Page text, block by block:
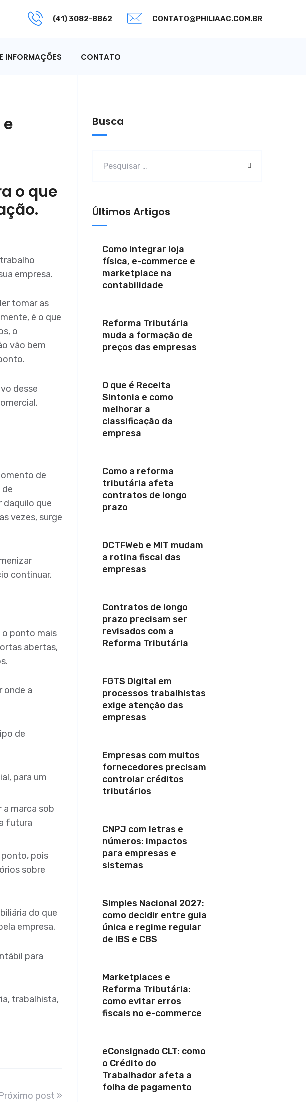
(41) 3082-8862 CONTATO@PHILIAAC.COM.BR
INFORMAÇÕES CONTATO
o que
empresa.
tomar as
é o que
o
vão bem
desse
de
de
daquilo que
vezes, surge
continuar.
o ponto mais
abertas,
onde a
de
para um
a marca sob
futura
ponto, pois
sobre
do que
empresa.
para
trabalhista,
Próximo post »
Busca
Últimos Artigos
Como integrar loja
física, e-commerce e
marketplace na
contabilidade
Reforma Tributária
muda a formação de
preços das empresas
O que é Receita
Sintonia e como
melhorar a
classificação da
empresa
Como a reforma
tributária afeta
contratos de longo
prazo
DCTFWeb e MIT mudam
a rotina fiscal das
empresas
Contratos de longo
prazo precisam ser
revisados com a
Reforma Tributária
FGTS Digital em
processos trabalhistas
exige atenção das
empresas
Empresas com muitos
fornecedores precisam
controlar créditos
tributários
CNPJ com letras e
números: impactos
para empresas e
sistemas
Simples Nacional 2027:
como decidir entre guia
única e regime regular
de IBS e CBS
Marketplaces e
Reforma Tributária:
como evitar erros
fiscais no e-commerce
eConsignado CLT: como
o Crédito do
Trabalhador afeta a
folha de pagamento